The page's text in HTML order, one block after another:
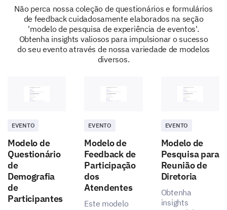
Não perca nossa coleção de questionários e formulários
de feedback cuidadosamente elaborados na seção
'modelo de pesquisa de experiência de eventos'.
Obtenha insights valiosos para impulsionar o sucesso
do seu evento através de nossa variedade de modelos
diversos.
EVENTO
Modelo de
Questionário
de
Demografia
de
Participantes
EVENTO
Modelo de
Feedback de
Participação
dos
Atendentes
Este modelo
EVENTO
Modelo de
Pesquisa para
Reunião de
Diretoria
Obtenha
insights